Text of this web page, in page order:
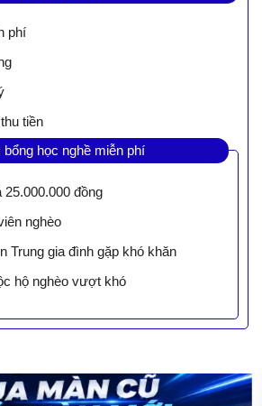
phí
tiền
bổng học nghề miễn phí
25.000.000 đồng
nghèo
Trung gia đình gặp khó khăn
hộ nghèo vượt khó